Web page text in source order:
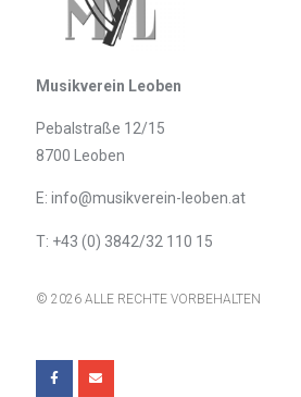
Musikverein Leoben
Pebalstraße 12/15
8700 Leoben
E: info@musikverein-leoben.at
T: +43 (0) 3842/32 110 15
© 2026 ALLE RECHTE VORBEHALTEN